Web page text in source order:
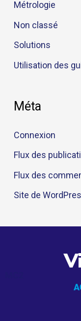
Métrologie
Non classé
Solutions
Utilisation des
Méta
Connexion
Flux des
Flux des
Site de